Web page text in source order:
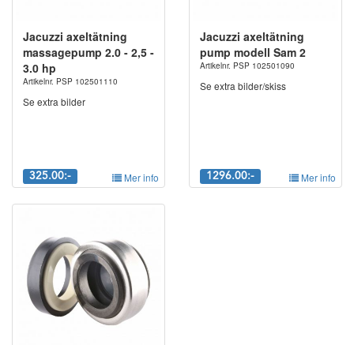
Jacuzzi axeltätning
massagepump 2.0 - 2,5 -
3.0 hp
Artikelnr. PSP 102501110
Se extra bilder
325.00:- Mer info
Jacuzzi axeltätning
pump modell Sam 2
Artikelnr. PSP 102501090
Se extra bilder/skiss
1296.00:- Mer info